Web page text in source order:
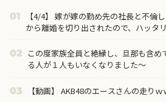
01
【4/4】 嫁が嫁の勤め先の社長と不倫
から離婚を切り出されたので、ハッタ
02
この度家族全員と絶縁し、旦那も含め
る人が１人もいなくなりました～
03 【動画】 AKB48のエースさんの走り